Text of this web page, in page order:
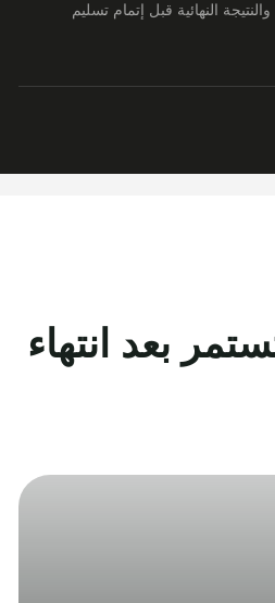
النهائية قبل إتمام تسليم
بعد انتهاء